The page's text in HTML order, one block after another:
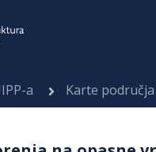
a Karte područja za koja